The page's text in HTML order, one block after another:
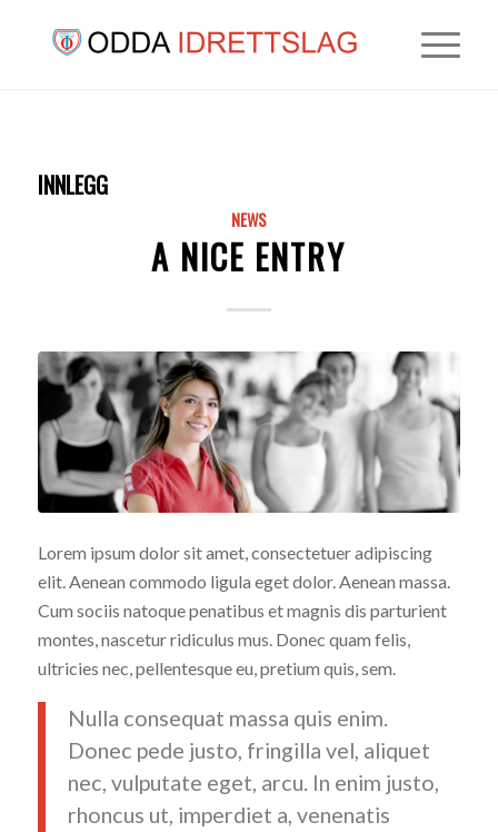
INNLEGG
NEWS
A NICE ENTRY
Lorem ipsum dolor sit amet, consectetuer adipiscing
elit. Aenean commodo ligula eget dolor. Aenean massa.
Cum sociis natoque penatibus et magnis dis parturient
montes, nascetur ridiculus mus. Donec quam felis,
ultricies nec, pellentesque eu, pretium quis, sem.
Nulla consequat massa quis enim.
Donec pede justo, fringilla vel, aliquet
nec, vulputate eget, arcu. In enim justo,
rhoncus ut, imperdiet a, venenatis